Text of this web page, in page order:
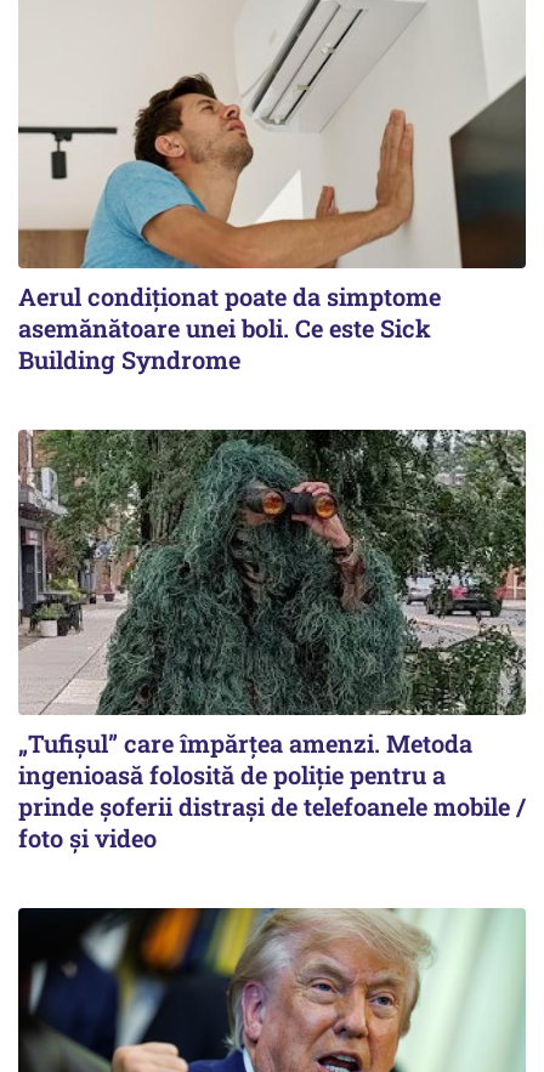
Aerul condiționat poate da simptome
asemănătoare unei boli. Ce este Sick
Building Syndrome
„Tufișul” care împărțea amenzi. Metoda
ingenioasă folosită de poliție pentru a
prinde șoferii distrași de telefoanele mobile /
foto și video